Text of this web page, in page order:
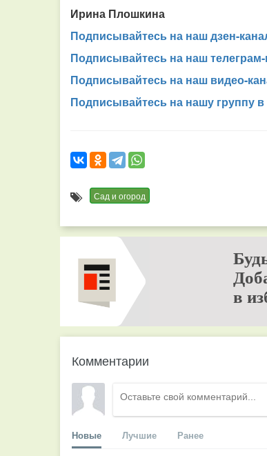
Ирина Плошкина
Подписывайтесь на наш дзен-
Подписывайтесь на наш телеграм-
Подписывайтесь на наш видео-
Подписывайтесь на нашу группу
Сад и огород
в
Комментарии
Новые Лучшие Ранее